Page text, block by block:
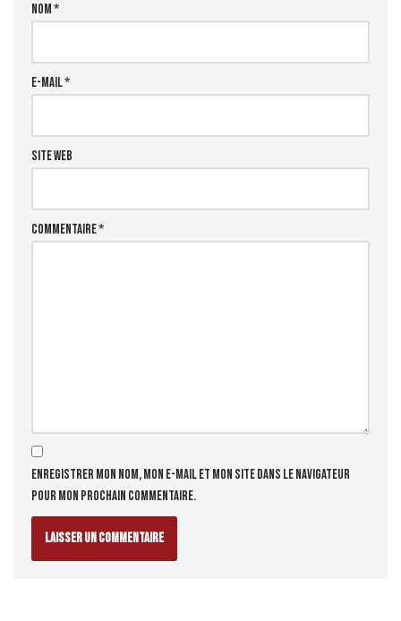
Nom*
E-mail*
Site web
Commentaire*
Enregistrer mon nom, mon e-mail et mon site dans le navigateur
pour mon prochain commentaire.